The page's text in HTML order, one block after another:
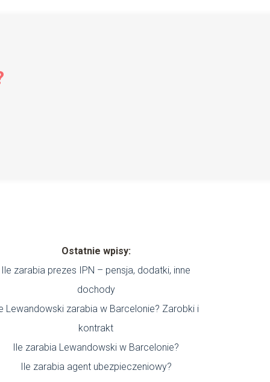
Ostatnie wpisy:
Ile zarabia prezes IPN – pensja, dodatki, inne
dochody
Lewandowski zarabia w Barcelonie? Zarobki i
kontrakt
Ile zarabia Lewandowski w Barcelonie?
Ile zarabia agent ubezpieczeniowy?